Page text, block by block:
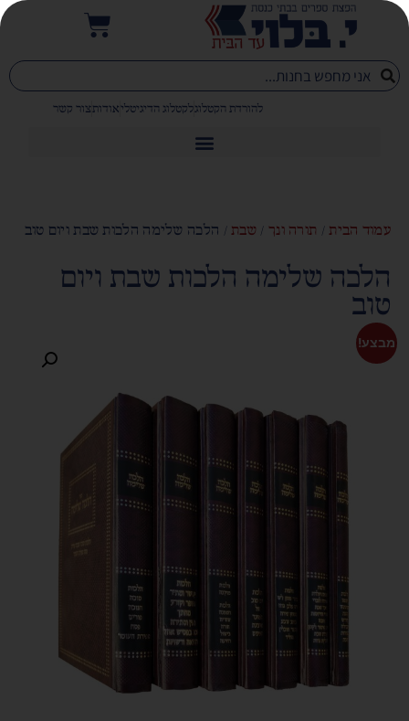
להורדת הקטלוגלקטלוג הדיגיטליאודותצור קשר
עמוד הבית/ תורה ונך / שבת/ הלכה שלימה הלכות שבת ויום טוב
הלכה שלימה הלכות שבת ויום
טוב
מבצע!